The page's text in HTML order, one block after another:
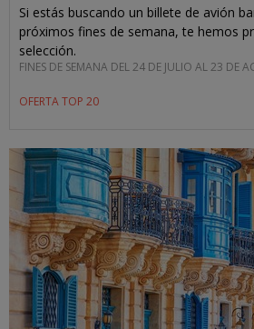
Si estás buscando un billete de avión
próximos fines de semana, te hemos
selección.
FINES DE SEMANA DEL 24 DE JULIO AL 23 DE
OFERTA TOP 20